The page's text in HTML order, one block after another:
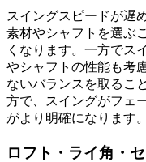
スイングスピードが遅
素材やシャフトを選ぶ
くなります。一方でス
やシャフトの性能も考
ないバランスを取るこ
方で、スイングがフェ
がより明確になります。
ロフト・ライ角・